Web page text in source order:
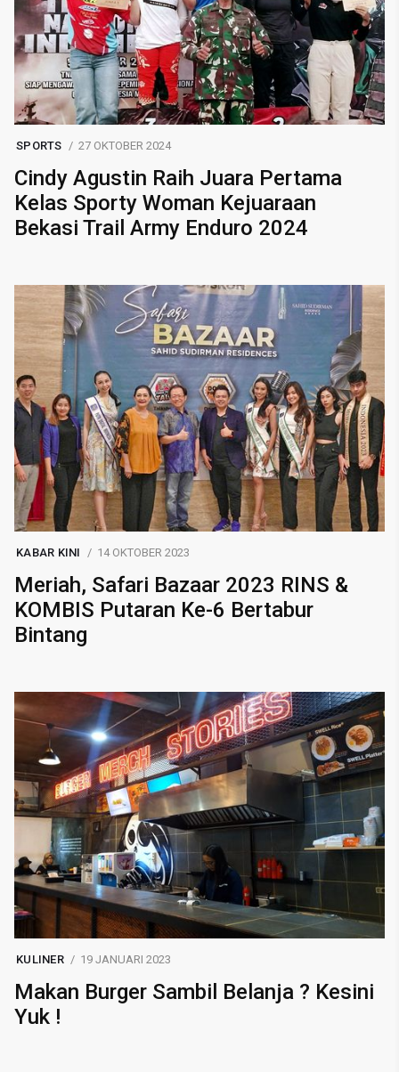
SPORTS 27 OKTOBER 2024
Cindy Agustin Raih Juara Pertama
Kelas Sporty Woman Kejuaraan
Bekasi Trail Army Enduro 2024
KABAR KINI 14 OKTOBER 2023
Meriah, Safari Bazaar 2023 RINS &
KOMBIS Putaran Ke-6 Bertabur
Bintang
KULINER 19 JANUARI 2023
Makan Burger Sambil Belanja ? Kesini
Yuk !